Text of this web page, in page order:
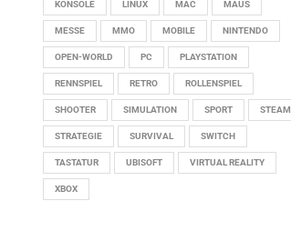
KONSOLE LINUX MAC MAUS
MESSE MMO MOBILE NINTENDO
OPEN-WORLD PC PLAYSTATION
RENNSPIEL RETRO ROLLENSPIEL
SHOOTER SIMULATION SPORT STEAM
STRATEGIE SURVIVAL SWITCH
TASTATUR UBISOFT VIRTUAL REALITY
XBOX